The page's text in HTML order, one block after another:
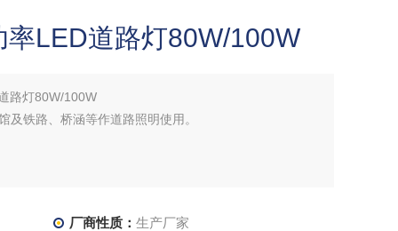
LED道路灯80W/100W
路灯80W/100W
及铁路、桥涵等作道路照明使用。
厂商性质： 生产厂家